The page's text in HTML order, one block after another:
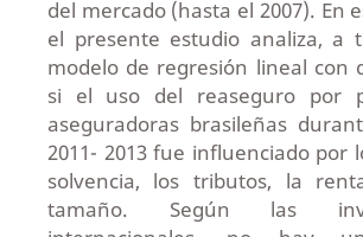
del mercado (hasta el 2007). En
el presente estudio analiza, a
modelo de regresión lineal con
si el uso del reaseguro por
aseguradoras brasileñas
2011- 2013 fue influenciado por
solvencia, los tributos, la
tamaño. Según las